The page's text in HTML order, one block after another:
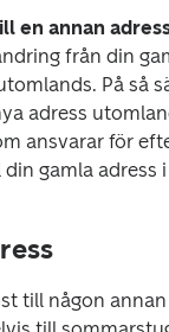
en annan
från din
På så
adress
ansvarar för
gamla adress
till någon